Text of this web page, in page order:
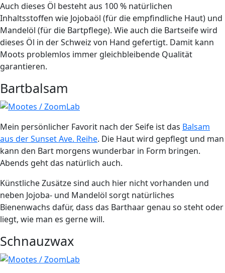
Auch dieses Öl besteht aus 100 % natürlichen
Inhaltsstoffen wie Jojobaöl (für die empfindliche Haut) und
Mandelöl (für die Bartpflege). Wie auch die Bartseife wird
dieses Öl in der Schweiz von Hand gefertigt. Damit kann
Moots problemlos immer gleichbleibende Qualität
garantieren.
Bartbalsam
Mein persönlicher Favorit nach der Seife ist das Balsam
aus der Sunset Ave. Reihe. Die Haut wird gepflegt und man
kann den Bart morgens wunderbar in Form bringen.
Abends geht das natürlich auch.
Künstliche Zusätze sind auch hier nicht vorhanden und
neben Jojoba- und Mandelöl sorgt natürliches
Bienenwachs dafür, dass das Barthaar genau so steht oder
liegt, wie man es gerne will.
Schnauzwax